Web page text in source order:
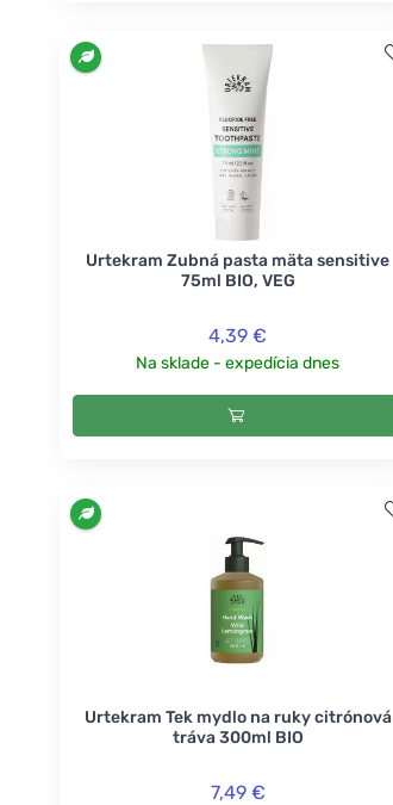
Urtekram Zubná pasta mäta sensitive
75ml BIO, VEG
4,39 €
Na sklade - expedícia dnes
Urtekram Tek mydlo na ruky citrónová
tráva 300ml BIO
7,49 €